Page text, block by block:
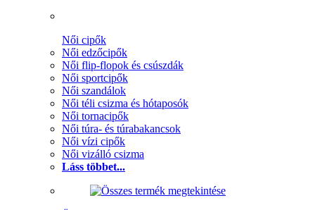
Női cipők
Női edzőcipők
Női flip-flopok és csúszdák
Női sportcipők
Női szandálok
Női téli csizma és hótaposók
Női tornacipők
Női túra- és túrabakancsok
Női vízi cipők
Női vizálló csizma
Láss többet...